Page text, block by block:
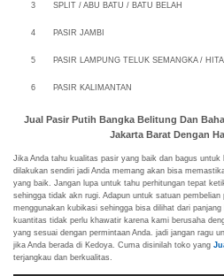
3 SPLIT / ABU BATU / BATU BELAH
4 PASIR JAMBI
5 PASIR LAMPUNG TELUK SEMANGKA /
6 PASIR KALIMANTAN
Jual Pasir Putih Bangka Belitung Dan
Jakarta Barat Dengan
Jika Anda tahu kualitas pasir yang baik dan bagus untuk
dilakukan sendiri jadi Anda memang akan bisa
yang baik. Jangan lupa untuk tahu perhitungan tepat
sehingga tidak akn rugi. Adapun untuk satuan
menggunakan kubikasi sehingga bisa dilihat dari
kuantitas tidak perlu khawatir karena kami berusaha
yang sesuai dengan permintaan Anda. jadi jangan ragu
jika Anda berada di Kedoya. Cuma disinilah toko yang
terjangkau dan berkualitas.